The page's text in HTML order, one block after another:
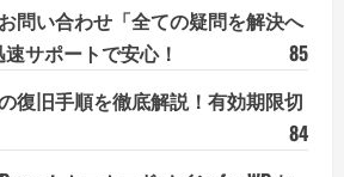
問い合わせ「全ての疑問を解決へ
サポートで安心！
85
復旧手順を徹底解説！有効期限切
84